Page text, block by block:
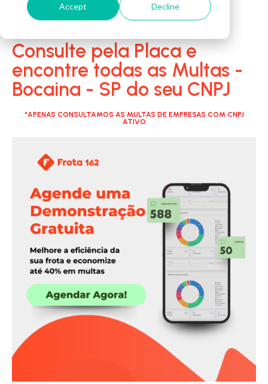
Accept Decline
Consulte pela Placa e
encontre todas as Multas -
Bocaina - SP do seu CNPJ
*APENAS CONSULTAMOS AS MULTAS DE EMPRESAS COM CNPJ
ATIVO